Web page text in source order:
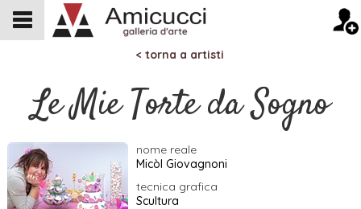
< torna a artisti
Le Mie Torte da Sogno
nome reale
Micòl Giovagnoni
tecnica grafica
Scultura